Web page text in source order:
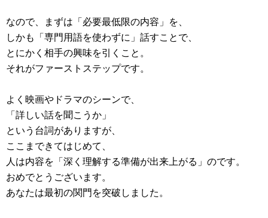
なので、まずは「必要最低限の内容」を、
しかも「専門用語を使わずに」話すことで、
とにかく相手の興味を引くこと。
それがファーストステップです。
よく映画やドラマのシーンで、
「詳しい話を聞こうか」
という台詞がありますが、
ここまできてはじめて、
人は内容を「深く理解する準備が出来上がる」のです。
おめでとうございます。
あなたは最初の関門を突破しました。